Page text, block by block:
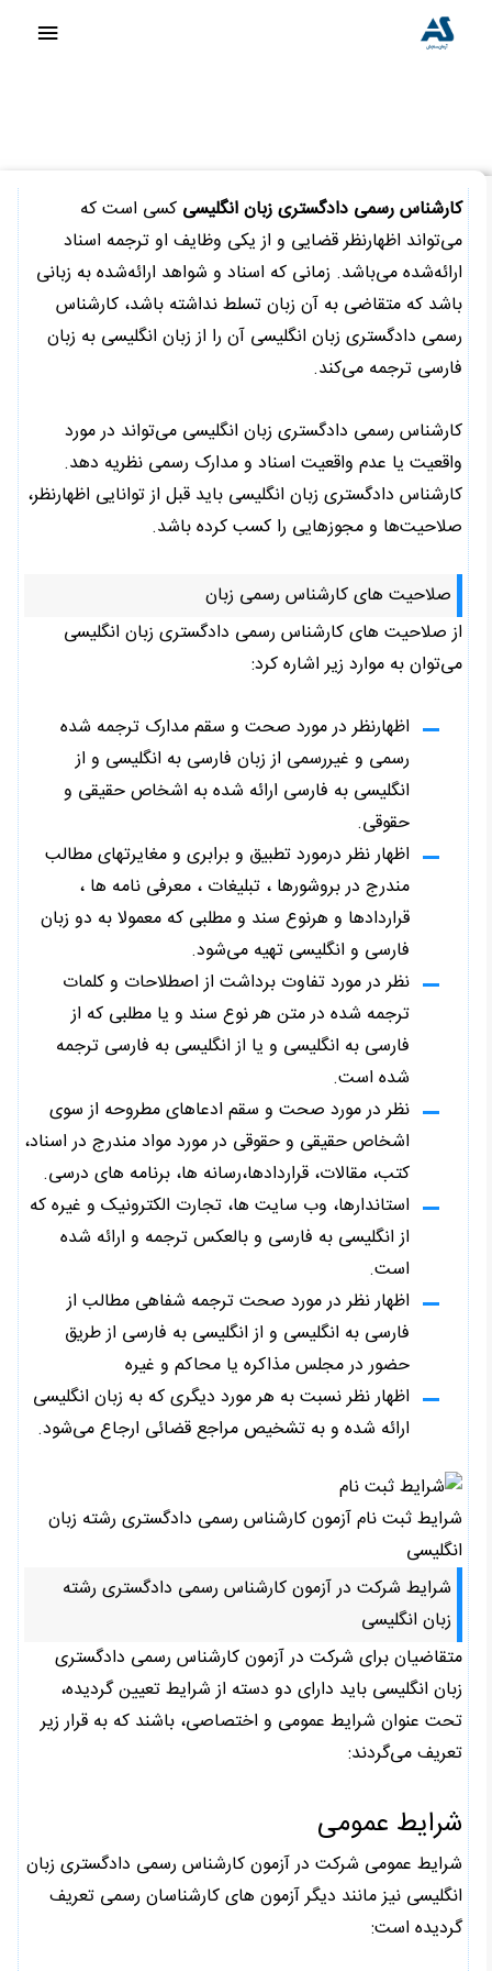
کارشناس رسمی دادگستری زبان انگلیسی کسی است که
می‌تواند اظهارنظر قضایی و از یکی وظایف او ترجمه اسناد
ارائه‌شده می‌باشد. زمانی که اسناد و شواهد ارائه‌شده به زبانی
باشد که متقاضی به آن زبان تسلط نداشته باشد، کارشناس
رسمی دادگستری زبان انگلیسی آن را از زبان انگلیسی به زبان
فارسی ترجمه می‌کند.
کارشناس رسمی دادگستری زبان انگلیسی می‌تواند در مورد
واقعیت یا عدم واقعیت اسناد و مدارک رسمی نظریه دهد.
کارشناس دادگستری زبان انگلیسی باید قبل از توانایی اظهارنظر،
صلاحیت‌ها و مجوزهایی را کسب کرده باشد.
صلاحیت های کارشناس رسمی زبان
از صلاحیت های کارشناس رسمی دادگستری زبان انگلیسی
می‌توان به موارد زیر اشاره کرد:
اظهارنظر در مورد صحت و سقم مدارک ترجمه شده
رسمی و غیررسمی از زبان فارسی به انگلیسی و از
انگلیسی به فارسی ارائه شده به اشخاص حقیقی و
حقوقی.
اظهار نظر درمورد تطبیق و برابری و مغایرتهای مطالب
مندرج در بروشورها ، تبلیغات ، معرفی نامه ها ،
قراردادها و هرنوع سند و مطلبی که معمولا به دو زبان
فارسی و انگلیسی تهیه می‌شود.
نظر در مورد تفاوت برداشت از اصطلاحات و کلمات
ترجمه شده در متن هر نوع سند و یا مطلبی که از
فارسی به انگلیسی و یا از انگلیسی به فارسی ترجمه
شده است.
نظر در مورد صحت و سقم ادعاهای مطروحه از سوی
اشخاص حقیقی و حقوقی در مورد مواد مندرج در اسناد،
کتب، مقالات، قراردادها،رسانه ها، برنامه های درسی.
استاندارها، وب سایت ها، تجارت الکترونیک و غیره که
از انگلیسی به فارسی و بالعکس ترجمه و ارائه شده
است.
اظهار نظر در مورد صحت ترجمه شفاهی مطالب از
فارسی به انگلیسی و از انگلیسی به فارسی از طریق
حضور در مجلس مذاکره یا محاکم و غیره
اظهار نظر نسبت به هر مورد دیگری که به زبان انگلیسی
ارائه شده و به تشخیص مراجع قضائی ارجاع می‌شود.
شرایط ثبت نام آزمون کارشناس رسمی دادگستری رشته زبان
انگلیسی
شرایط شرکت در آزمون کارشناس رسمی دادگستری رشته
زبان انگلیسی
متقاضیان برای شرکت در آزمون کارشناس رسمی دادگستری
زبان انگلیسی باید دارای دو دسته از شرایط تعیین گردیده،
تحت عنوان شرایط عمومی و اختصاصی، باشند که به قرار زیر
تعریف می‌گردند:
شرایط عمومی
شرایط عمومی شرکت در آزمون کارشناس رسمی دادگستری زبان
انگلیسی نیز مانند دیگر آزمون های کارشناسان رسمی تعریف
گردیده است: